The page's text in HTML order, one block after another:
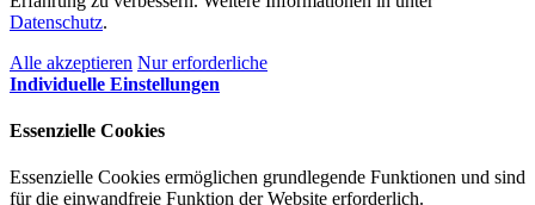
Datenschutz.
Alle akzeptieren Nur erforderliche
Individuelle Einstellungen
Essenzielle Cookies
Essenzielle Cookies ermöglichen grundlegende Funktionen und sind
für die einwandfreie Funktion der Website erforderlich.